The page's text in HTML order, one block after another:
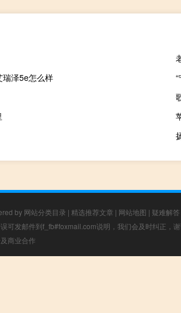
瑞泽5e怎么样
by 网站分类目录 | 精选推荐文章 | 网站地图 | 疑难解答
可发邮件到f_fb#foxmail.com说明，我们会及时纠正，
商业合作